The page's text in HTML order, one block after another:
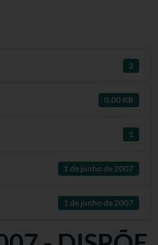
2
0.00 KB
1
1 de junho de 2007
1 de junho de 2007